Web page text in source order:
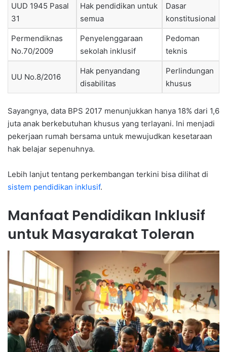
UUD 1945 Pasal
31
Hak pendidikan untuk
semua
Dasar
konstitusional
Permendiknas
No.70/2009
Penyelenggaraan
sekolah inklusif
Pedoman
teknis
UU No.8/2016
Hak penyandang
disabilitas
Perlindungan
khusus
Sayangnya, data BPS 2017 menunjukkan hanya 18% dari 1,6
juta anak berkebutuhan khusus yang terlayani. Ini menjadi
pekerjaan rumah bersama untuk mewujudkan kesetaraan
hak belajar sepenuhnya.
Lebih lanjut tentang perkembangan terkini bisa dilihat di
sistem pendidikan inklusif.
Manfaat Pendidikan Inklusif
untuk Masyarakat Toleran